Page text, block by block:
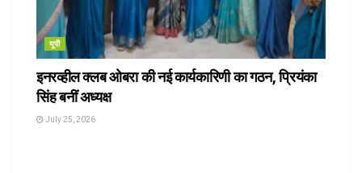
यूपी
इनरव्हील क्लब ओबरा की नई कार्यकारिणी का गठन, प्रियंका
सिंह बनीं अध्यक्ष
July 25, 2026